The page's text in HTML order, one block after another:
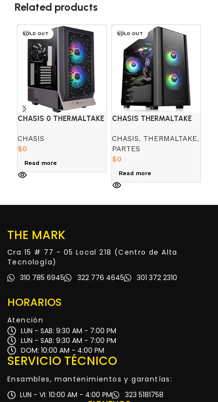
Related products
SOLD OUT
CHASIS 0 THERMALTAKE
BRONZE BLACK
CHASIS
$0
Read more
SOLD OUT
CHASIS THERMALTAKE
CHASIS, THERMALTAKE,
PARTES
$0
Read more
THE MARK
Cra 15 # 77 - 05 Local 218 (Centro de Alta
Tecnología)
310 785 6945
322 776 4645 301 372 2310
HORARIOS
Atención
LUN - SAB: 9:30 AM - 7:00 PM
LUN - SAB: 9:30 AM - 7:00 PM
DOM: 10:00 AM - 4:00 PM
SERVICIO TÉCNICO
Ensambles, mantenimientos y garantías:
LUN - VI: 10:00 AM - 4:00 PM
323 5181758